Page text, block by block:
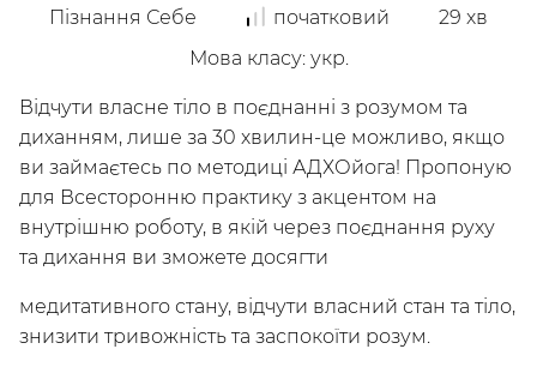
Досліджуй
Плейлисти
Інструктори
Пізнання Себе початковий 29 хв
Мова класу: укр.
Відчути власне тіло в поєднанні з розумом та
диханням, лише за 30 хвилин-це можливо, якщо
ви займаєтесь по методиці АДХОйога! Пропоную
для Всесторонню практику з акцентом на
внутрішню роботу, в якій через поєднання руху
та дихання ви зможете досягти
медитативного стану, відчути власний стан та тіло,
знизити тривожність та заспокоїти розум.